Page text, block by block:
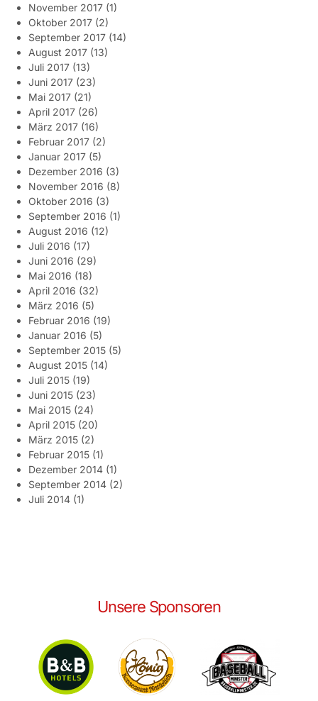
November 2017 (1)
Oktober 2017 (2)
September 2017 (14)
August 2017 (13)
Juli 2017 (13)
Juni 2017 (23)
Mai 2017 (21)
April 2017 (26)
März 2017 (16)
Februar 2017 (2)
Januar 2017 (5)
Dezember 2016 (3)
November 2016 (8)
Oktober 2016 (3)
September 2016 (1)
August 2016 (12)
Juli 2016 (17)
Juni 2016 (29)
Mai 2016 (18)
April 2016 (32)
März 2016 (5)
Februar 2016 (19)
Januar 2016 (5)
September 2015 (5)
August 2015 (14)
Juli 2015 (19)
Juni 2015 (23)
Mai 2015 (24)
April 2015 (20)
März 2015 (2)
Februar 2015 (1)
Dezember 2014 (1)
September 2014 (2)
Juli 2014 (1)
Unsere Sponsoren